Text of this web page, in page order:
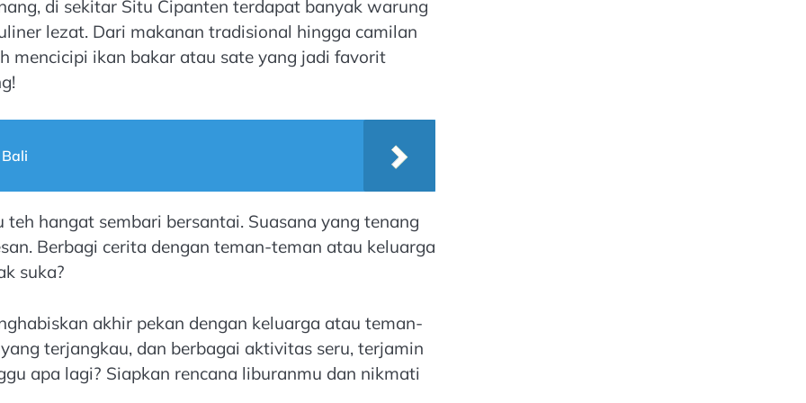
di sekitar Situ Cipanten terdapat banyak warung
lezat. Dari makanan tradisional hingga camilan
mencicipi ikan bakar atau sate yang jadi favorit
hangat sembari bersantai. Suasana yang tenang
Berbagi cerita dengan teman-teman atau keluarga
suka?
akhir pekan dengan keluarga atau teman-
terjangkau, dan berbagai aktivitas seru, terjamin
apa lagi? Siapkan rencana liburanmu dan nikmati